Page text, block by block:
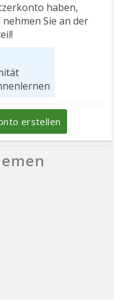
haben,
nehmen Sie an der
erstellen